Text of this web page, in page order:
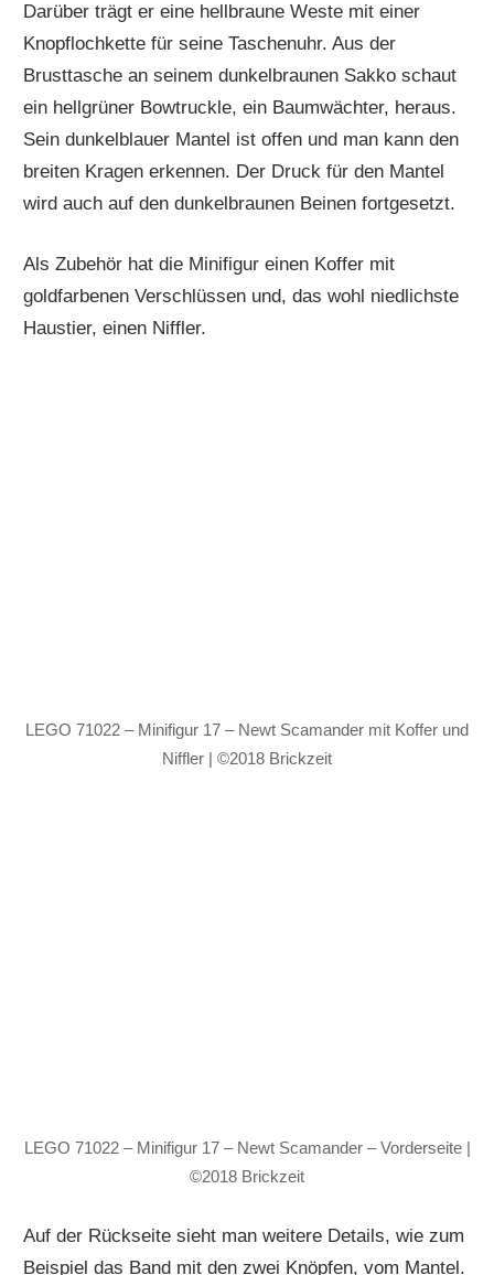
Darüber trägt er eine hellbraune Weste mit einer
Knopflochkette für seine Taschenuhr. Aus der
Brusttasche an seinem dunkelbraunen Sakko schaut
ein hellgrüner Bowtruckle, ein Baumwächter, heraus.
Sein dunkelblauer Mantel ist offen und man kann den
breiten Kragen erkennen. Der Druck für den Mantel
wird auch auf den dunkelbraunen Beinen fortgesetzt.
Als Zubehör hat die Minifigur einen Koffer mit
goldfarbenen Verschlüssen und, das wohl niedlichste
Haustier, einen Niffler.
LEGO 71022 – Minifigur 17 – Newt Scamander mit Koffer und
Niffler | ©2018 Brickzeit
LEGO 71022 – Minifigur 17 – Newt Scamander – Vorderseite |
©2018 Brickzeit
Auf der Rückseite sieht man weitere Details, wie zum
Beispiel das Band mit den zwei Knöpfen, vom Mantel.